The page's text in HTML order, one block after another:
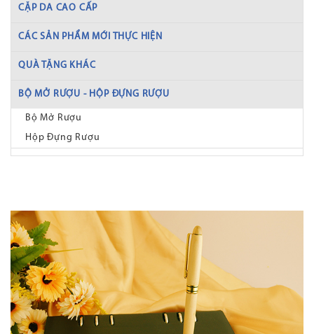
CẶP DA CAO CẤP
CÁC SẢN PHẨM MỚI THỰC HIỆN
QUÀ TẶNG KHÁC
BỘ MỞ RƯỢU - HỘP ĐỰNG RƯỢU
Bộ Mở Rượu
Hộp Đựng Rượu